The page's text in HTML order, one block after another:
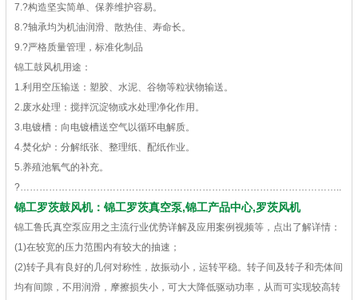
7.?构造坚实简单、保养维护容易。
8.?轴承均为机油润滑、散热佳、寿命长。
9.?严格质量管理，标准化制品
锦工鼓风机用途：
1.利用空压输送：塑胶、水泥、谷物等粒状物输送。
2.废水处理：搅拌沉淀物或水处理净化作用。
3.电镀槽：向电镀槽送空气以循环电解质。
4.焚化炉：分解纸张、整理纸、配纸作业。
5.养殖池氧气的补充。
?………………………………………………………………………………………..
锦工罗茨鼓风机：锦工罗茨真空泵,锦工产品中心,罗茨风机
锦工鲁氏真空泵应用之主流行业优势详解及应用案例视频等，点出了解详情：
(1)在较宽的压力范围内有较大的抽速；
(2)转子具有良好的几何对称性，故振动小，运转平稳。转子间及转子和壳体间
均有间隙，不用润滑，摩擦损失小，可大大降低驱动功率，从而可实现较高转